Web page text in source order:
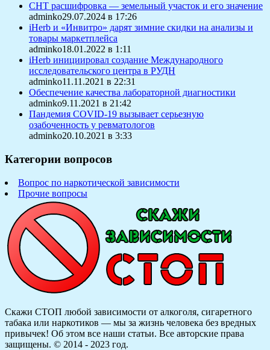
СНТ расшифровка — земельный участок и его значение
adminko29.07.2024 в 17:26
iHerb и «Инвитро» дарят зимние скидки на анализы и
товары маркетплейса
adminko18.01.2022 в 1:11
iHerb инициировал создание Международного
исследовательского центра в РУДН
adminko11.11.2021 в 22:31
Обеспечение качества лабораторной диагностики
adminko9.11.2021 в 21:42
Пандемия COVID-19 вызывает серьезную
озабоченность у ревматологов
adminko20.10.2021 в 3:33
Категории вопросов
Вопрос по наркотической зависимости
Прочие вопросы
Скажи СТОП любой зависимости от алкоголя, сигаретного
табака или наркотиков — мы за жизнь человека без вредных
привычек! Об этом все наши статьи. Все авторские права
защищены. © 2014 - 2023 год.